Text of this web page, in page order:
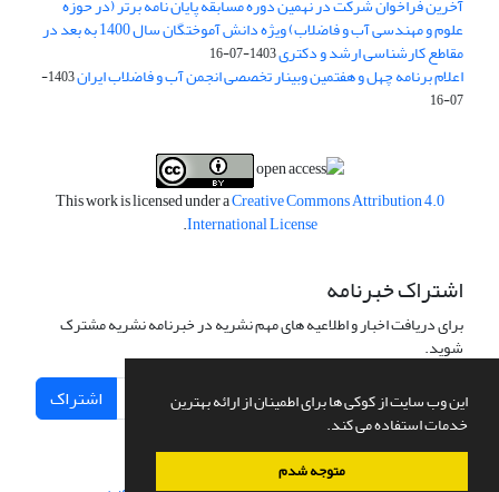
این وب سایت از کوکی ها برای اطمینان از ارائه بهترین
خدمات استفاده می کند.
متوجه شدم
علوم و مهندسی آب و فاضلاب) ویژه دانش آموختگان سال 1400 به بعد در
مقاطع کارشناسی ارشد و دکتری1403-07-16
اعلام برنامه چهل و هفتمین وبینار تخصصی انجمن آب و فاضلاب ایران
1403-
07-16
This work is licensed under aCreative Commons Attribution 4.0
International License
.
اشتراک خبرنامه
برای دریافت اخبار و اطلاعیه های مهم نشریه در خبرنامه نشریه مشترک
شوید.
اشتراک